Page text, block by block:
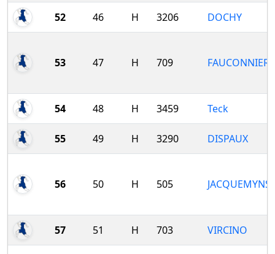
52 46 H 3206 DOCHY
53 47 H 709 FAUCONNIER
54 48 H 3459 Teck
55 49 H 3290 DISPAUX
56 50 H 505 JACQUEMYNS
57 51 H 703 VIRCINO